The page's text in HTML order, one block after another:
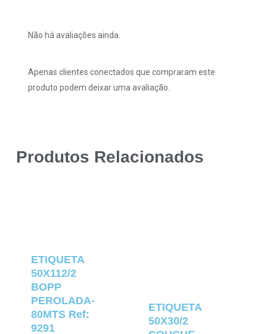
Não há avaliações ainda.
Apenas clientes conectados que compraram este
produto podem deixar uma avaliação.
Produtos Relacionados
ETIQUETA
50X112/2
BOPP
PEROLADA-
80MTS Ref:
9291
ETIQUETA
50X30/2